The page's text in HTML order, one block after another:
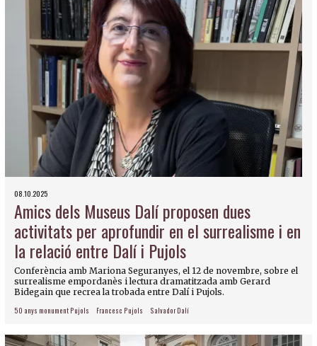
08.10.2025
Amics dels Museus Dalí proposen dues
activitats per aprofundir en el surrealisme i en
la relació entre Dalí i Pujols
Conferència amb Mariona Seguranyes, el 12 de novembre, sobre el
surrealisme empordanès i lectura dramatitzada amb Gerard
Bidegain que recrea la trobada entre Dalí i Pujols.
50 anys monument Pujols Francesc Pujols Salvador Dalí